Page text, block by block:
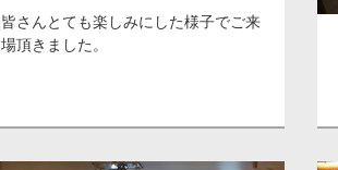
皆さんとても楽しみにした様子でご来
場頂きました。